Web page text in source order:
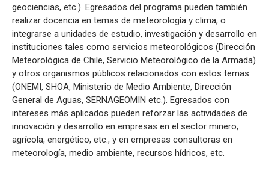
geociencias, etc.). Egresados del programa pueden también
realizar docencia en temas de meteorología y clima, o
integrarse a unidades de estudio, investigación y desarrollo en
instituciones tales como servicios meteorológicos (Dirección
Meteorológica de Chile, Servicio Meteorológico de la Armada)
y otros organismos públicos relacionados con estos temas
(ONEMI, SHOA, Ministerio de Medio Ambiente, Dirección
General de Aguas, SERNAGEOMIN etc.). Egresados con
intereses más aplicados pueden reforzar las actividades de
innovación y desarrollo en empresas en el sector minero,
agrícola, energético, etc., y en empresas consultoras en
meteorología, medio ambiente, recursos hídricos, etc.